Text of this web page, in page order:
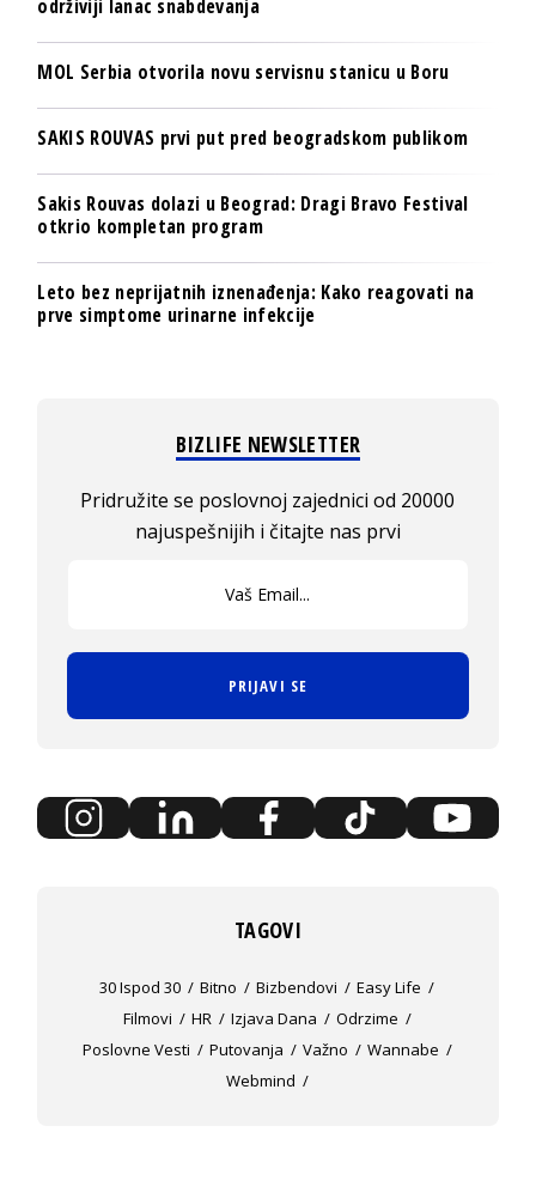
održiviji lanac snabdevanja
MOL Serbia otvorila novu servisnu stanicu u Boru
SAKIS ROUVAS prvi put pred beogradskom publikom
Sakis Rouvas dolazi u Beograd: Dragi Bravo Festival
otkrio kompletan program
Leto bez neprijatnih iznenađenja: Kako reagovati na
prve simptome urinarne infekcije
BIZLIFE NEWSLETTER
Pridružite se poslovnoj zajednici od 20000
najuspešnijih i čitajte nas prvi
PRIJAVI SE
TAGOVI
30 Ispod 30 Bitno Bizbendovi
Easy Life
Filmovi
HR Izjava Dana
Odrzime
Poslovne Vesti
Putovanja Važno
Wannabe
Webmind